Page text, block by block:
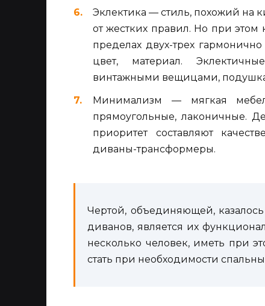
Эклектика — стиль, похожий на
от жестких правил. Но при
пределах двух-трех
цвет, материал.
винтажными вещицами,
Минимализм — мягкая
прямоугольные, лаконичные.
приоритет составляют
диваны-трансформеры.
Чертой, объединяющей,
диванов, является их
несколько человек, иметь при
стать при необходимости